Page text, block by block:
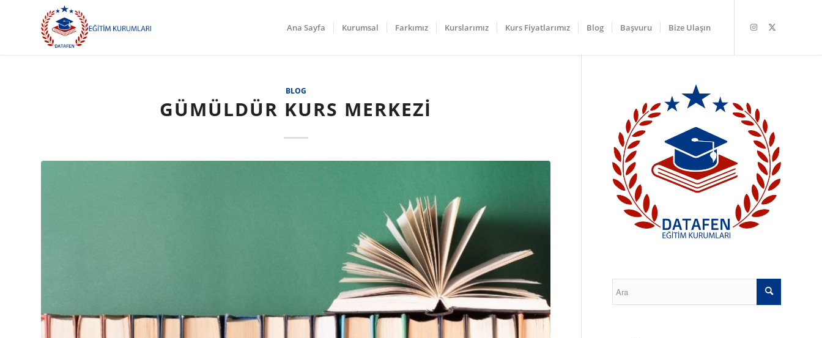
Ana Sayfa Kurumsal Farkımız Kurslarımız Kurs Fiyatlarımız Blog Başvuru Bize Ulaşın
BLOG
GÜMÜLDÜR KURS MERKEZI